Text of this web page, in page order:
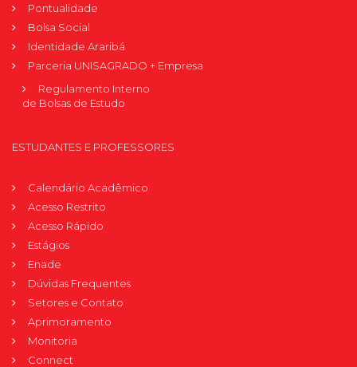
Pontualidade
Bolsa Social
Identidade Araribá
Parceria UNISAGRADO + Empresa
Regulamento Interno
de Bolsas de Estudo
ESTUDANTES E PROFESSORES
Calendário Acadêmico
Acesso Restrito
Acesso Rápido
Estágios
Enade
Dúvidas Frequentes
Setores e Contato
Aprimoramento
Monitoria
Connect